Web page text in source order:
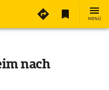
MENÜ
nach